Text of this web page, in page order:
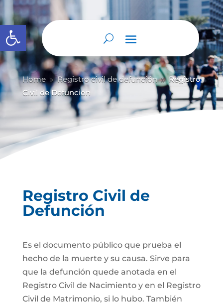
Abrir barra de herramientas
Home 9 Registro civil de defunción 9 Registro
Civil de Defunción
Registro Civil de
Defunción
Es el documento público que prueba el
hecho de la muerte y su causa. Sirve para
que la defunción quede anotada en el
Registro Civil de Nacimiento y en el Registro
Civil de Matrimonio, si lo hubo. También